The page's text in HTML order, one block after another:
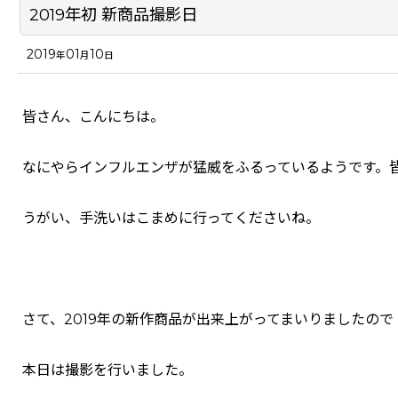
2019年初 新商品撮影日
2019年01月10日
皆さん、こんにちは。
なにやらインフルエンザが猛威をふるっているようです。
うがい、手洗いはこまめに行ってくださいね。
さて、2019年の新作商品が出来上がってまいりましたので
本日は撮影を行いました。